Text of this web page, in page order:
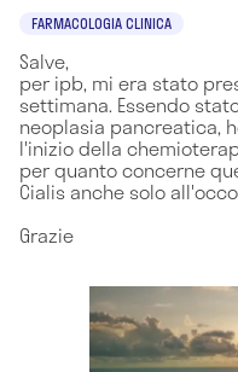
FARMACOLOGIA CLINICA
Salve,
per ipb, mi era stato
settimana. Essendo
neoplasia pancreatica,
l'inizio della
per quanto concerne
Cialis anche solo
Grazie